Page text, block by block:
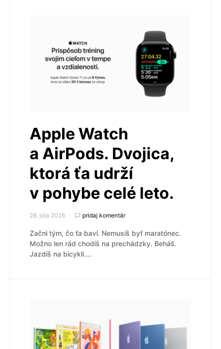
Apple Watch
a AirPods. Dvojica,
ktorá ťa udrží
v pohybe celé leto.
28. júla 2026 pridaj komentár
Začni tým, čo ťa baví. Nemusíš byť maratónec.
Možno len rád chodíš na prechádzky. Beháš.
Jazdíš na bicykli.…